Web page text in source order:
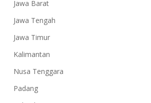
Jawa Barat
Jawa Tengah
Jawa Timur
Kalimantan
Nusa Tenggara
Padang